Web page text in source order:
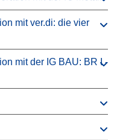
mit ver.di: die vier
mit der IG BAU: BR I -